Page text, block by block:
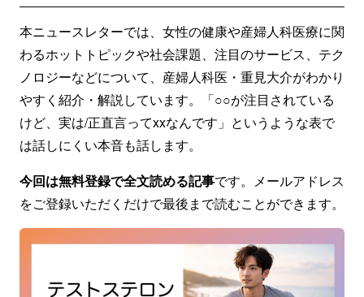
本ニュースレターでは、女性の健康や産婦人科医療に関
わるホットトピックや社会課題、注目のサービス、テク
ノロジーなどについて、産婦人科医・重見大介がわかり
やすく紹介・解説しています。「○○が注目されている
けど、実は/正直言ってxxなんです」というような表で
は話しにくい本音も話します。
今回は無料登録で全文読める記事です。メールアドレス
をご登録いただくだけで最後まで読むことができます。